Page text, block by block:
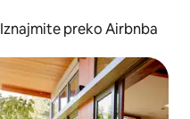
Iznajmite preko Airbnba